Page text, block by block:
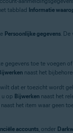
tabblad Informatie
Persoonlijke gegevens. De
gegevens toe te voegen
naast het
dat er toezicht wordt
op Bijwerken naast het
naast het item waar geen
accounts, onder